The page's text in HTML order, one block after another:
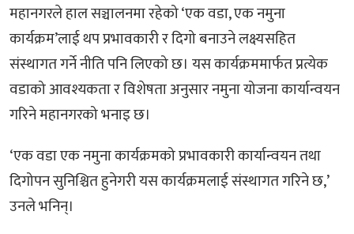
महानगरले हाल सञ्चालनमा रहेको ‘एक वडा, एक नमुना
कार्यक्रम’लाई थप प्रभावकारी र दिगो बनाउने लक्ष्यसहित
संस्थागत गर्ने नीति पनि लिएको छ। यस कार्यक्रममार्फत प्रत्येक
वडाको आवश्यकता र विशेषता अनुसार नमुना योजना कार्यान्वयन
गरिने महानगरको भनाइ छ।
‘एक वडा एक नमुना कार्यक्रमको प्रभावकारी कार्यान्वयन तथा
दिगोपन सुनिश्चित हुनेगरी यस कार्यक्रमलाई संस्थागत गरिने छ,’
उनले भनिन्।